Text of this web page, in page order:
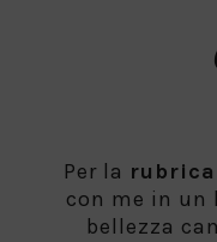
Per la
con me in un
bellezza